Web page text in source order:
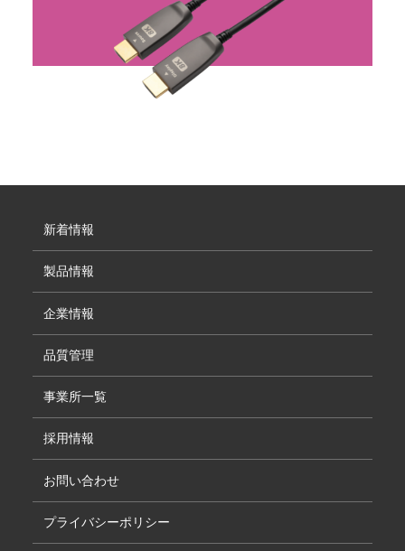
新着情報
製品情報
企業情報
品質管理
事業所一覧
採用情報
お問い合わせ
プライバシーポリシー